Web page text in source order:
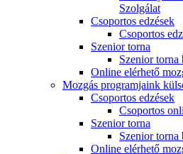
Szolgálat
Csoportos edzések
Csoportos
Szenior torna
Szenior torna
Online elérhető
Mozgás programjaink
Csoportos edzések
Csoportos
Szenior torna
Szenior torna
Online elérhető